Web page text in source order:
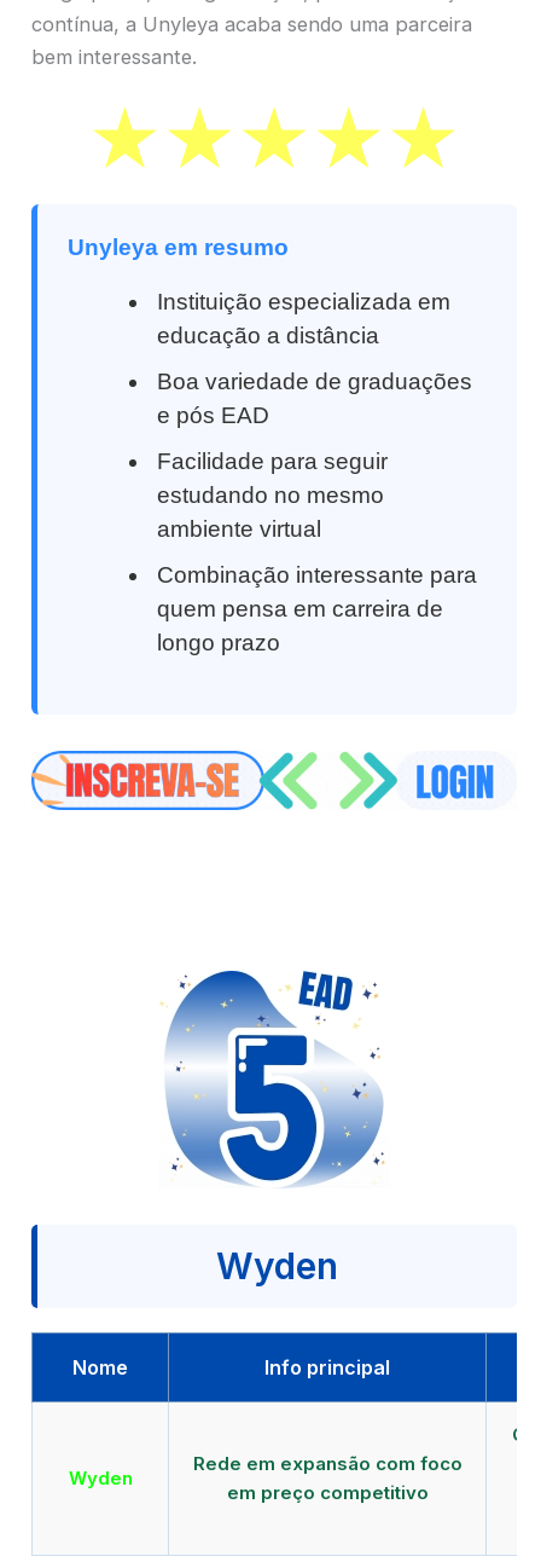
contínua, a Unyleya acaba sendo uma parceira
bem interessante.
Unyleya em resumo
Instituição especializada em
educação a distância
Boa variedade de graduações
e pós EAD
Facilidade para seguir
estudando no mesmo
ambiente virtual
Combinação interessante para
quem pensa em carreira de
longo prazo
Wyden
Nome Info principal
Wyden
Rede em expansão com foco
em preço competitivo